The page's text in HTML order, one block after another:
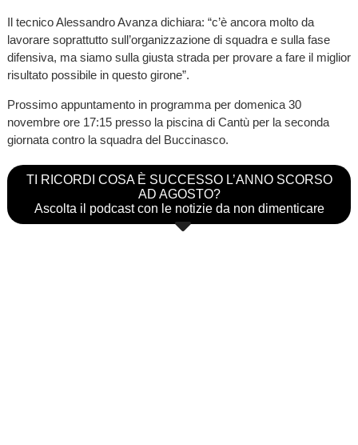
Il tecnico Alessandro Avanza dichiara: “c’è ancora molto da
lavorare soprattutto sull’organizzazione di squadra e sulla fase
difensiva, ma siamo sulla giusta strada per provare a fare il miglior
risultato possibile in questo girone”.
Prossimo appuntamento in programma per domenica 30
novembre ore 17:15 presso la piscina di Cantù per la seconda
giornata contro la squadra del Buccinasco.
TI RICORDI COSA È SUCCESSO L’ANNO SCORSO
AD AGOSTO?
Ascolta il podcast con le notizie da non dimenticare